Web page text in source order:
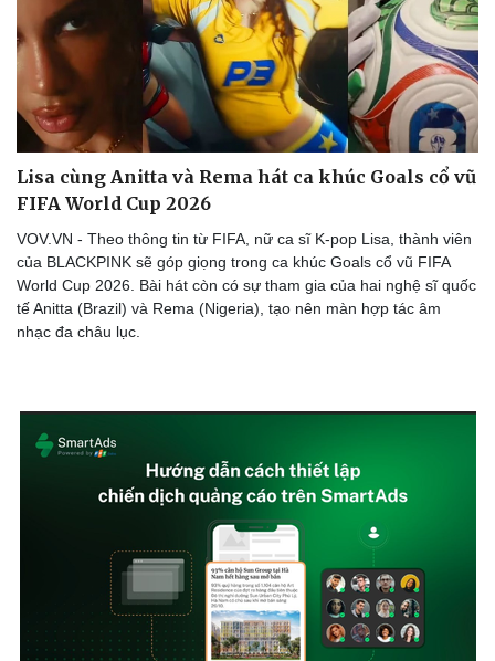
Lisa cùng Anitta và Rema hát ca khúc Goals cổ vũ
FIFA World Cup 2026
VOV.VN - Theo thông tin từ FIFA, nữ ca sĩ K-pop Lisa, thành viên
của BLACKPINK sẽ góp giọng trong ca khúc Goals cổ vũ FIFA
World Cup 2026. Bài hát còn có sự tham gia của hai nghệ sĩ quốc
tế Anitta (Brazil) và Rema (Nigeria), tạo nên màn hợp tác âm
nhạc đa châu lục.